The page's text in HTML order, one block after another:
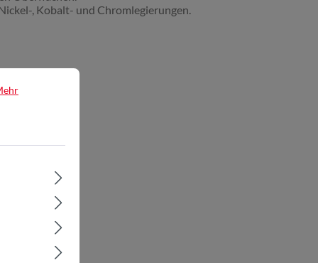
, Kobalt- und Chromlegierungen.